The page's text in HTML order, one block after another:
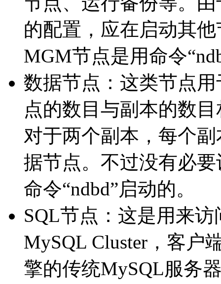
的配置，应在启动其
MGM节点是用命令
数据节点：这类节点
点的数目与副本的数
对于两个副本，每个
据节点。不过没有必
命令“ndbd”启动的。
SQL节点：这是用来
MySQL Cluster，客户
擎的传统MySQL服务